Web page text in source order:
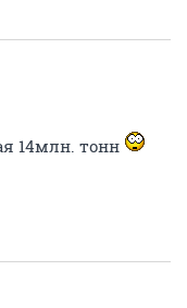
14млн. тонн